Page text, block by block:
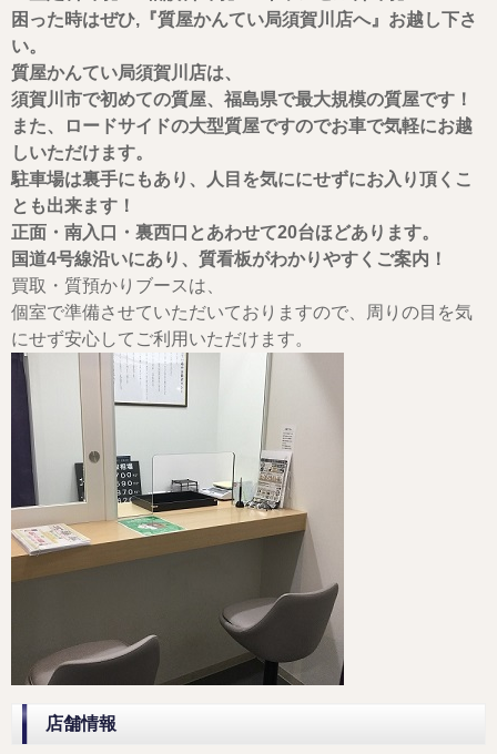
困った時はぜひ, 『質屋かんてい局須賀川店へ』お越し下さ
い。
質屋かんてい局須賀川店は、
須賀川市で初めての質屋、福島県で最大規模の質屋です！
また、ロードサイドの大型質屋ですのでお車で気軽にお越
しいただけます。
駐車場は裏手にもあり、人目を気ににせずにお入り頂くこ
とも出来ます！
正面・南入口・裏西口とあわせて20台ほどあります。
国道4号線沿いにあり、質看板がわかりやすくご案内！
買取・質預かりブースは、
個室で準備させていただいておりますので、周りの目を気
にせず安心してご利用いただけます。
店舗情報